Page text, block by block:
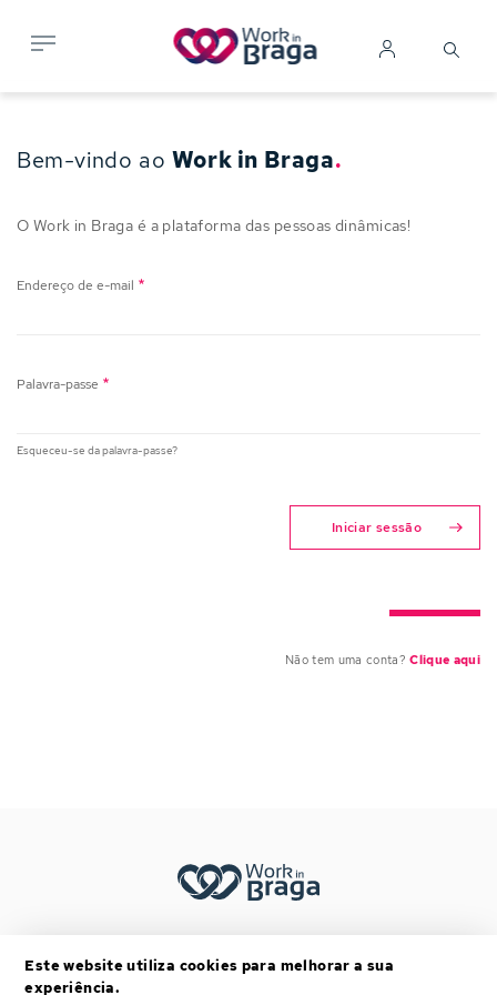
para
o
Mobile
Iniciar
Search
Bem-vindo ao Work in Braga.
O Work in Braga é a plataforma das pessoas dinâmicas!
Endereço de e-mail
Palavra-passe
Esqueceu-se da palavra-passe?
Iniciar sessão
Não tem uma conta?Clique aqui
Footer menu (mobile)
POLÍTICA DE PRIVACIDADE
Este website utiliza cookies para melhorar a sua
experiência.